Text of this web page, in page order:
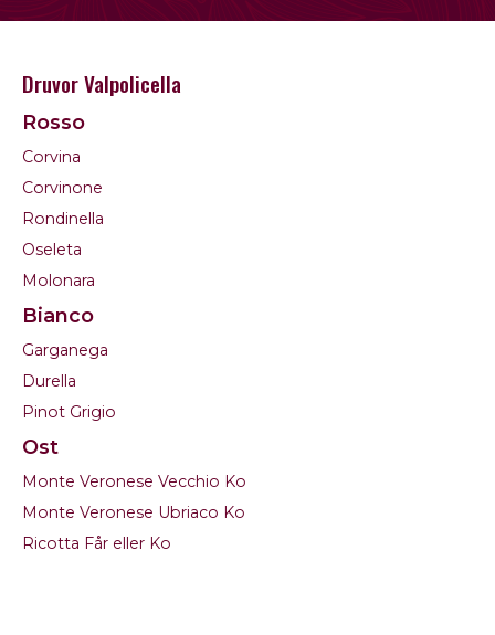
Druvor Valpolicella
Rosso
Corvina
Corvinone
Rondinella
Oseleta
Molonara
Bianco
Garganega
Durella
Pinot Grigio
Ost
Monte Veronese Vecchio Ko
Monte Veronese Ubriaco Ko
Ricotta Får eller Ko